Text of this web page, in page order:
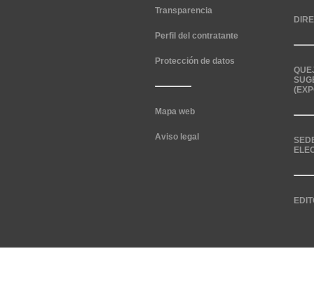
Transparencia
Perfil del contratante
Protección de datos
Mapa web
Aviso legal